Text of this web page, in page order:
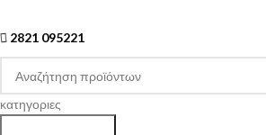
2821 095221
κατηγοριες